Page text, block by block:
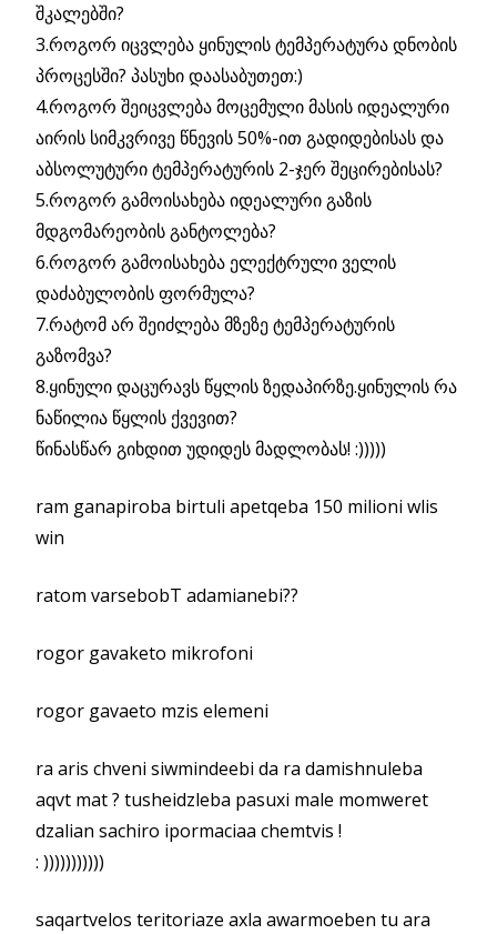
შკალებში?
3.როგორ იცვლება ყინულის ტემპერატურა დნობის
პროცესში? პასუხი დაასაბუთეთ:)
4.როგორ შეიცვლება მოცემული მასის იდეალური
აირის სიმკვრივე წნევის 50%-ით გადიდებისას და
აბსოლუტური ტემპერატურის 2-ჯერ შეცირებისას?
5.როგორ გამოისახება იდეალური გაზის
მდგომარეობის განტოლება?
6.როგორ გამოისახება ელექტრული ველის
დაძაბულობის ფორმულა?
7.რატომ არ შეიძლება მზეზე ტემპერატურის
გაზომვა?
8.ყინული დაცურავს წყლის ზედაპირზე.ყინულის რა
ნაწილია წყლის ქვევით?
წინასწარ გიხდით უდიდეს მადლობას! :)))))
ram ganapiroba birtuli apetqeba 150 milioni wlis
win
ratom varsebobT adamianebi??
rogor gavaketo mikrofoni
rogor gavaeto mzis elemeni
ra aris chveni siwmindeebi da ra damishnuleba
aqvt mat ? tusheidzleba pasuxi male momweret
dzalian sachiro ipormaciaa chemtvis !
: )))))))))))
saqartvelos teritoriaze axla awarmoeben tu ara